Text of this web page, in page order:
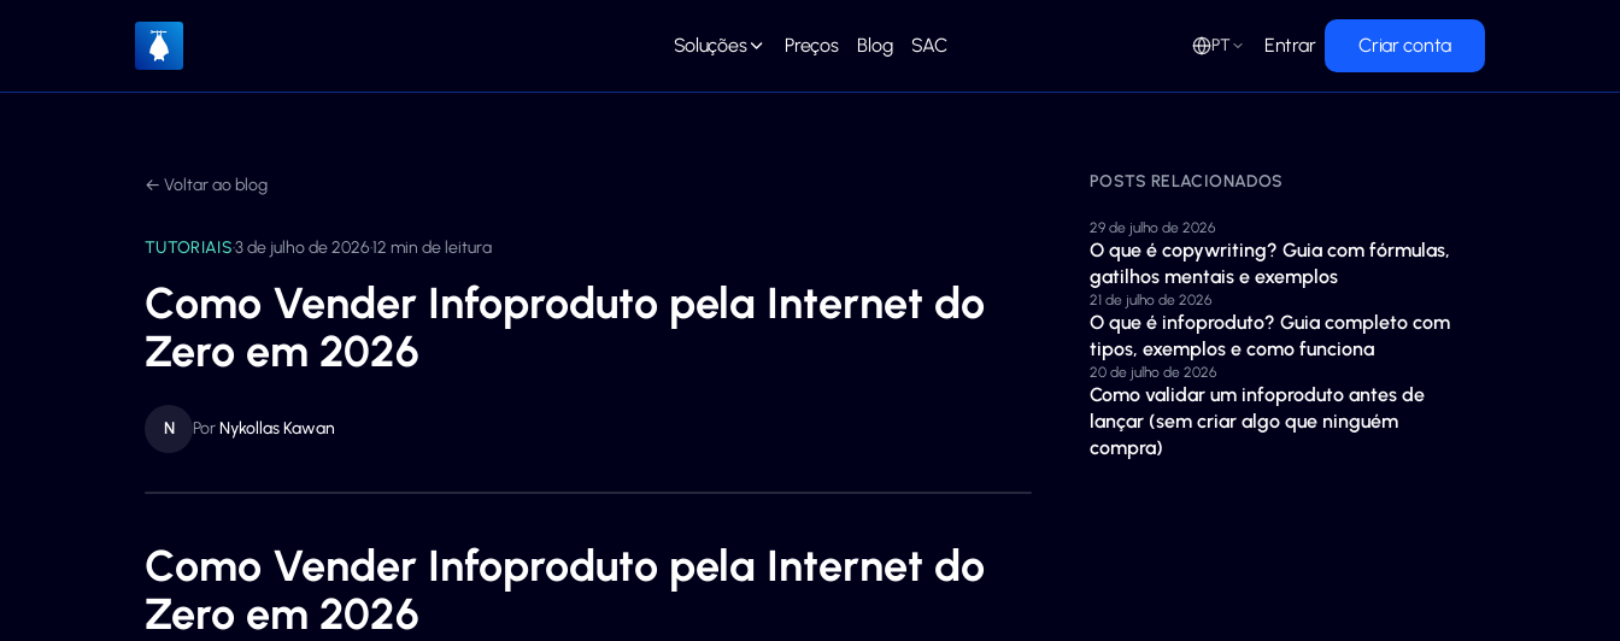
Soluções Preços Blog SAC PT Entrar Criar conta
← Voltar ao blog
TUTORIAIS·3 de julho de 2026·12 min de leitura
Como Vender Infoproduto pela Internet do
Zero em 2026
N PorNykollas Kawan
Como Vender Infoproduto pela Internet do
Zero em 2026
POSTS RELACIONADOS
29 de julho de 2026
O que é copywriting? Guia com fórmulas,
gatilhos mentais e exemplos
21 de julho de 2026
O que é infoproduto? Guia completo com
tipos, exemplos e como funciona
20 de julho de 2026
Como validar um infoproduto antes de
lançar (sem criar algo que ninguém
compra)